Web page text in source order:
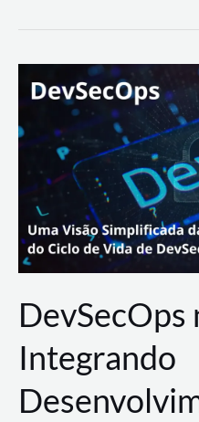
palyer
Lance
Rural
DevSecOps
Integrando